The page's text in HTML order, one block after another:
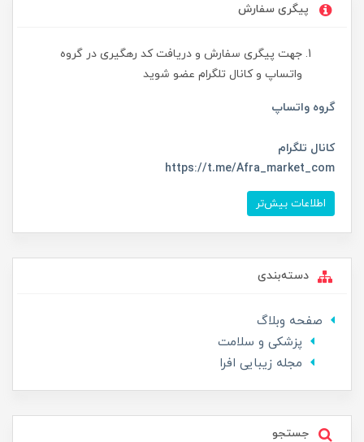
پیگری سفارش
جهت پیگری سفارش و دریافت کد رهگیری در گروه
واتساپ و کانال تلگرام عضو شوید
گروه واتساپ
کانال تلگرام
https://t.me/Afra_market_com
اطلاعات بیش‌تر
دسته‌بندی
صفحه وبلاگ
پزشکی و سلامت
مجله زیبایی افرا
جستجو